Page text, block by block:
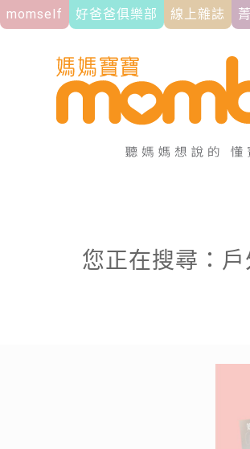
momself 好爸爸俱樂部 線上雜誌
您正在搜尋：